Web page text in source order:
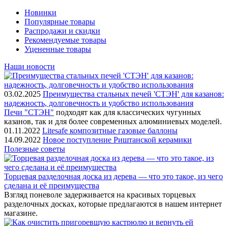
Новинки
Популярные товары
Распродажи и скидки
Рекомендуемые товары
Уцененные товары
Наши новости
03.02.2025 Преимущества стальных печей 'СТЭН' для казанов:
надежность, долговечность и удобство использования
Печи "СТЭН" подходят как для классических чугунных
казанов, так и для более современных алюминиевых моделей.
01.11.2022 Litesafe композитные газовые баллоны
14.09.2022 Новое поступление Риштанской керамики
Полезные советы
Торцевая разделочная доска из дерева — что это такое, из чего
сделана и её преимущества
Взгляд поневоле задерживается на красивых торцевых
разделочных досках, которые предлагаются в нашем интернет
магазине.